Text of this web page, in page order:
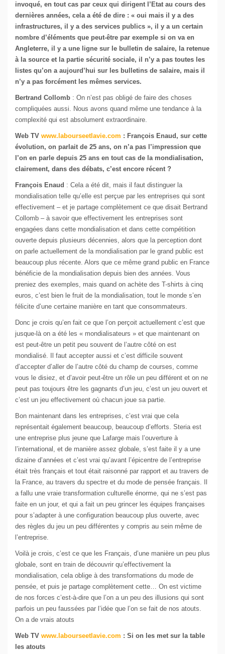
invoqué, en tout cas par ceux qui dirigent l’Etat au cours des
dernières années, cela a été de dire : « oui mais il y a des
infrastructures, il y a des services publics », il y a un certain
nombre d’éléments que peut-être par exemple si on va en
Angleterre, il y a une ligne sur le bulletin de salaire, la retenue
à la source et la partie sécurité sociale, il n’y a pas toutes les
listes qu’on a aujourd’hui sur les bulletins de salaire, mais il
n’y a pas forcément les mêmes services.
Bertrand Collomb : On n’est pas obligé de faire des choses
compliquées aussi. Nous avons quand même une tendance à la
complexité qui est absolument extraordinaire.
Web TV www.labourseetlavie.com : François Enaud, sur cette
évolution, on parlait de 25 ans, on n’a pas l’impression que
l’on en parle depuis 25 ans en tout cas de la mondialisation,
clairement, dans des débats, c’est encore récent ?
François Enaud : Cela a été dit, mais il faut distinguer la
mondialisation telle qu’elle est perçue par les entreprises qui sont
effectivement – et je partage complètement ce que disait Bertrand
Collomb – à savoir que effectivement les entreprises sont
engagées dans cette mondialisation et dans cette compétition
ouverte depuis plusieurs décennies, alors que la perception dont
on parle actuellement de la mondialisation par le grand public est
beaucoup plus récente. Alors que ce même grand public en France
bénéficie de la mondialisation depuis bien des années. Vous
preniez des exemples, mais quand on achète des T-shirts à cinq
euros, c’est bien le fruit de la mondialisation, tout le monde s’en
félicite d’une certaine manière en tant que consommateurs.
Donc je crois qu’en fait ce que l’on perçoit actuellement c’est que
jusque-là on a été les « mondialisateurs » et que maintenant on
est peut-être un petit peu souvent de l’autre côté on est
mondialisé. Il faut accepter aussi et c’est difficile souvent
d’accepter d’aller de l’autre côté du champ de courses, comme
vous le disiez, et d’avoir peut-être un rôle un peu différent et on ne
peut pas toujours être les gagnants d’un jeu, c’est un jeu ouvert et
c’est un jeu effectivement où chacun joue sa partie.
Bon maintenant dans les entreprises, c’est vrai que cela
représentait également beaucoup, beaucoup d’efforts. Steria est
une entreprise plus jeune que Lafarge mais l’ouverture à
l’international, et de manière assez globale, s’est faite il y a une
dizaine d’années et c’est vrai qu’avant l’épicentre de l’entreprise
était très français et tout était raisonné par rapport et au travers de
la France, au travers du spectre et du mode de pensée français. Il
a fallu une vraie transformation culturelle énorme, qui ne s’est pas
faite en un jour, et qui a fait un peu grincer les équipes françaises
pour s’adapter à une configuration beaucoup plus ouverte, avec
des règles du jeu un peu différentes y compris au sein même de
l’entreprise.
Voilà je crois, c’est ce que les Français, d’une manière un peu plus
globale, sont en train de découvrir qu’effectivement la
mondialisation, cela oblige à des transformations du mode de
pensée, et puis je partage complètement cette… On est victime
de nos forces c’est-à-dire que l’on a un peu des illusions qui sont
parfois un peu faussées par l’idée que l’on se fait de nos atouts.
On a de vrais atouts
Web TV www.labourseetlavie.com : Si on les met sur la table
les atouts